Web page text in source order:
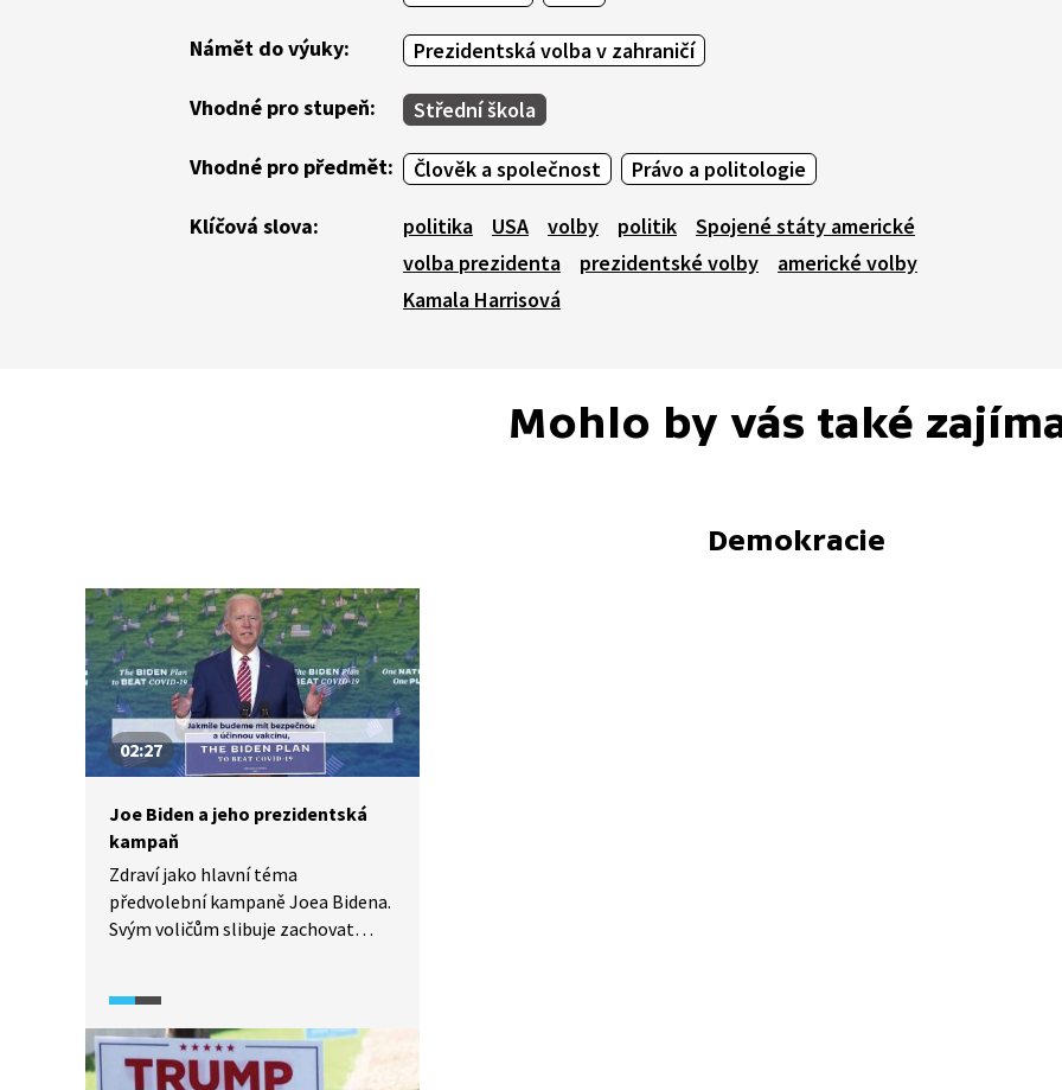
Námět do výuky: Prezidentská volba v zahraničí
Vhodné pro stupeň: Střední škola
Vhodné pro předmět: Člověk a společnost Právo a politologie
Klíčová slova: politika USA volby politik
Spojené státy americké
volba prezidenta
prezidentské volby
americké volby
Kamala Harrisová
Mohlo by vás také
Demokracie
02:27
Joe Biden a jeho prezidentská
kampaň
Zdraví jako hlavní téma
předvolební kampaně Joea Bidena.
Svým voličům slibuje zachovat
s onemocněním covid-19. Bývalý
viceprezident Biden byl vždy
pro bezpečné držení zbraní